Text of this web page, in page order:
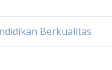
Berkualitas